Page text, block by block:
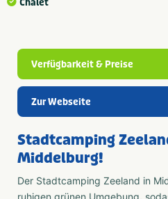
Chalet
Verfügbarkeit & Preise
Zur Webseite
Stadtcamping
Middelburg!
Der Stadtcamping Zeeland in